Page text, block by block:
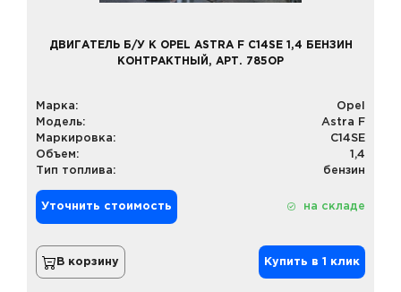
ДВИГАТЕЛЬ Б/У К OPEL ASTRA F C14SE 1,4 БЕНЗИН
КОНТРАКТНЫЙ, АРТ. 785OP
Марка:
Opel
Модель:
Astra F
Маркировка:
C14SE
Объем:
1,4
Тип топлива:
бензин
Уточнить стоимость на складе
В корзину Купить в 1 клик